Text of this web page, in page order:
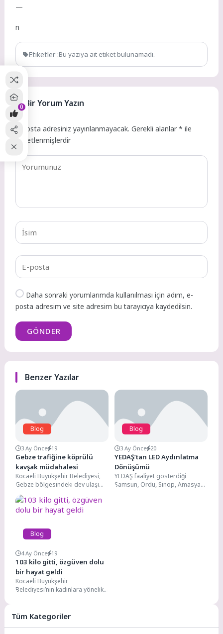
—
n
Etiketler :Bu yazıya ait etiket bulunamadı.
Bir Yorum Yazın
E-posta adresiniz yayınlanmayacak. Gerekli alanlar* ile
işaretlenmişlerdir
Daha sonraki yorumlarımda kullanılması için adım, e-
posta adresim ve site adresim bu tarayıcıya kaydedilsin.
GÖNDER
Benzer Yazılar
Blog
3 Ay Önce 19
Gebze trafiğine köprülü
kavşak müdahalesi
Kocaeli Büyükşehir Belediyesi,
Gebze bölgesindeki dev ulaşım
yatırımı olan “Eskihisar Feribot
Yolu-Cengiz Topel Caddesi
Kesişimi...
Blog
3 Ay Önce 20
YEDAŞ’tan LED Aydınlatma
Dönüşümü
YEDAŞ faaliyet gösterdiği
Samsun, Ordu, Sinop, Amasya
Blog
4 Ay Önce 19
103 kilo gitti, özgüven dolu
bir hayat geldi
Kocaeli Büyükşehir
Belediyesi’nin kadınlara yönelik
dokunmaya devam ediyor....
Tüm Kategoriler
0